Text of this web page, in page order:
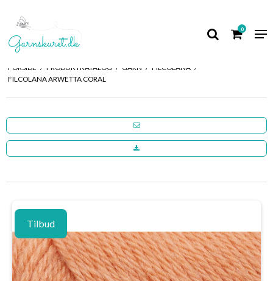
0
FORSIDE / PRODUKTKATALOG / GARN / FILCOLANA /
FILCOLANA ARWETTA CORAL
Tilbud